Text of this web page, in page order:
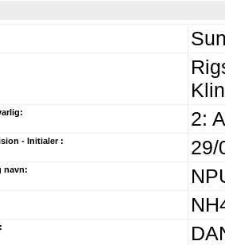
2:
- Initialer : 29/
navn: